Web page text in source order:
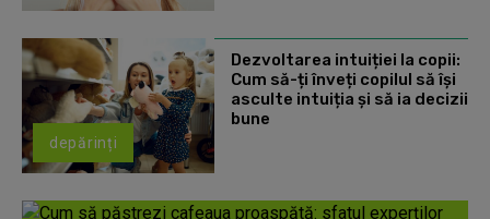
depărinți
Dezvoltarea intuiției la copii:
Cum să-ți înveți copilul să își
asculte intuiția și să ia decizii
bune